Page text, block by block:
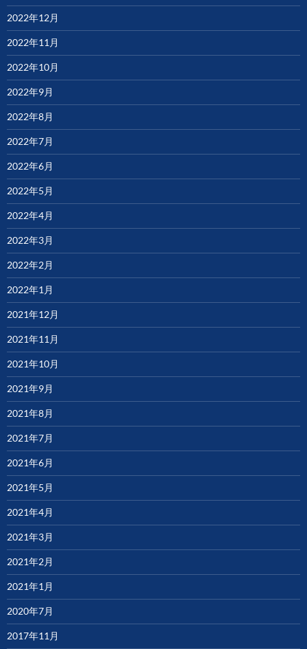
2022年12月
2022年11月
2022年10月
2022年9月
2022年8月
2022年7月
2022年6月
2022年5月
2022年4月
2022年3月
2022年2月
2022年1月
2021年12月
2021年11月
2021年10月
2021年9月
2021年8月
2021年7月
2021年6月
2021年5月
2021年4月
2021年3月
2021年2月
2021年1月
2020年7月
2017年11月